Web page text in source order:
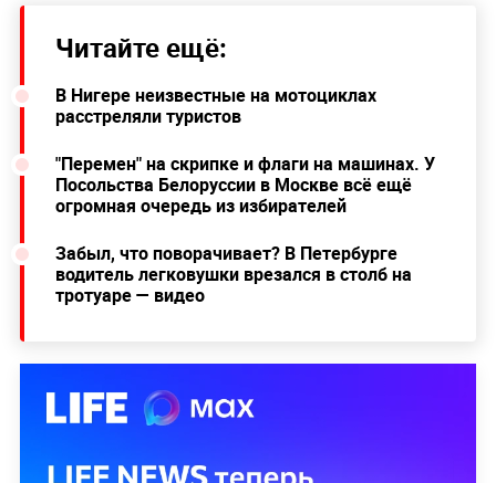
Читайте ещё:
В Нигере неизвестные на мотоциклах
расстреляли туристов
"Перемен" на скрипке и флаги на машинах. У
Посольства Белоруссии в Москве всё ещё
огромная очередь из избирателей
Забыл, что поворачивает? В Петербурге
водитель легковушки врезался в столб на
тротуаре — видео